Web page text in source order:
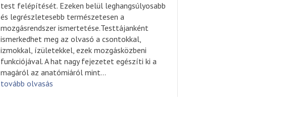
test felépítését. Ezeken belül leghangsúlyosabb
és legrészletesebb természetesen a
mozgásrendszer ismertetése.Testtájanként
ismerkedhet meg az olvasó a csontokkal,
izmokkal, ízületekkel, ezek mozgásközbeni
funkciójával. A hat nagy fejezetet egészíti ki a
magáról az anatómiáról mint...
tovább olvasás